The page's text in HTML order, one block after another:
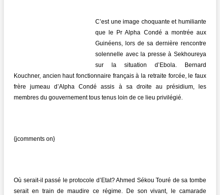
C’est une image choquante et humiliante
que le Pr Alpha Condé a montrée aux
Guinéens, lors de sa dernière rencontre
solennelle avec la presse à Sekhoureya
sur la situation d’Ebola. Bernard
Kouchner, ancien haut fonctionnaire français à la retraite forcée, le faux
frère jumeau d’Alpha Condé assis à sa droite au présidium, les
membres du gouvernement tous tenus loin de ce lieu privilégié.
{jcomments on}
Où serait-il passé le protocole d’Etat? Ahmed Sékou Touré de sa tombe
serait en train de maudire ce régime. De son vivant, le camarade